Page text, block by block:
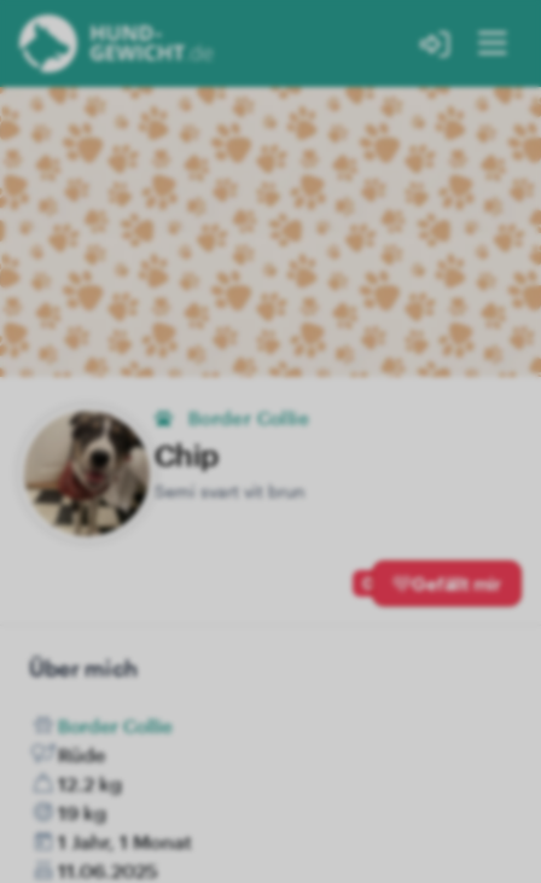
Border Collie
Chip
Semi svart vit brun
0 Gefällt mir
Über mich
Border Collie
Rüde
12.2 kg
19 kg
1 Jahr, 1 Monat
11.06.2025